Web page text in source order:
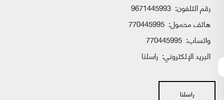
رقم التلفون: 9671445993
هاتف محمول: 770445995
واتساب:
البريد الإلكتروني: راسلنا
راسلنا